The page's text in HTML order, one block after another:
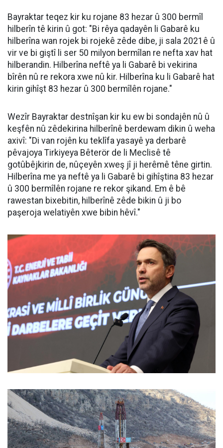
Bayraktar teqez kir ku rojane 83 hezar û 300 bermîl
hilberîn tê kirin û got: "Bi rêya qadayên li Gabarê ku
hilberîna wan rojek bi rojekê zêde dibe, ji sala 2021ê û
vir ve bi giştî li ser 50 milyon bermîlan re nefta xav hat
hilberandin. Hilberîna neftê ya li Gabarê bi vekirina
bîrên nû re rekora xwe nû kir. Hilberîna ku li Gabarê hat
kirin gihîşt 83 hezar û 300 bermîlên rojane."
Wezîr Bayraktar destnîşan kir ku ew bi sondajên nû û
keşfên nû zêdekirina hilberînê berdewam dikin û weha
axivî: "Di van rojên ku teklîfa yasayê ya derbarê
pêvajoya Tirkiyeya Bêterör de li Meclisê tê
gotûbêjkirin de, nûçeyên xweş jî ji herêmê têne girtin.
Hilberîna me ya neftê ya li Gabarê bi gihîştina 83 hezar
û 300 bermîlên rojane re rekor şikand. Em ê bê
rawestan bixebitin, hilberînê zêde bikin û ji bo
paşeroja welatiyên xwe bibin hêvî."